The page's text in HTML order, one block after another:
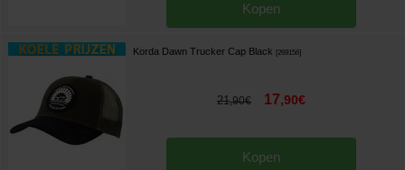
Kopen
Korda Dawn Trucker Cap Black 269156]
21,90€ 17,90€
Kopen